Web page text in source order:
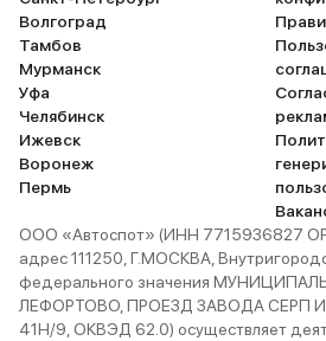
Волгоград
Тамбов
Мурманск
Уфа
Челябинск
Ижевск
Воронеж
Пермь
ООО «Автоспот» (ИНН 7715936827
адрес 111250, Г.МОСКВА,
федерального значения
ЛЕФОРТОВО, ПРОЕЗД ЗАВОДА СЕРП
41Н/9, ОКВЭД 62.0) осуществляет